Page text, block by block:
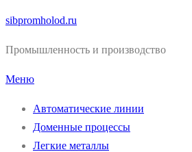
Перейти
содержимому
sibpromholod.ru
Промышленность и производство
Меню
Автоматические линии
Доменные процессы
Легкие металлы